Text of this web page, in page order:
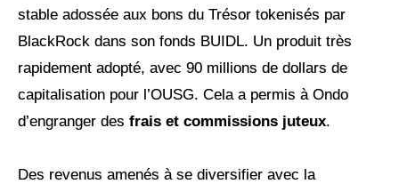
stable adossée aux bons du Trésor tokenisés par
BlackRock dans son fonds BUIDL. Un produit très
rapidement adopté, avec 90 millions de dollars de
capitalisation pour l’OUSG. Cela a permis à Ondo
d’engranger des frais et commissions juteux.
Des revenus amenés à se diversifier avec la